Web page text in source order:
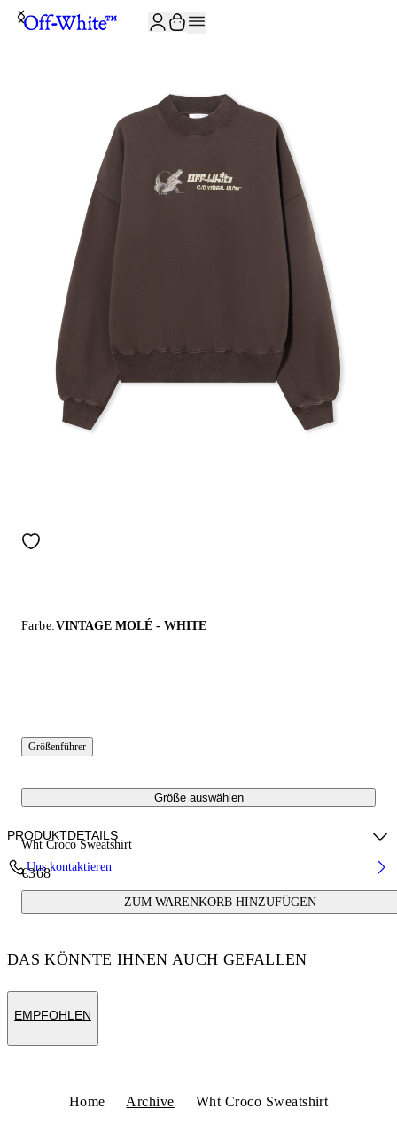
Farbe:VINTAGE MOLÉ - WHITE
Größenführer
Größe auswählen
Wht Croco Sweatshirt
€368
ZUM WARENKORB HINZUFÜGEN
PRODUKTDETAILS
Fabric:100% Cotton
Uns kontaktieren
DAS KÖNNTE IHNEN AUCH GEFALLEN
EMPFOHLEN
Home Archive Wht Croco Sweatshirt